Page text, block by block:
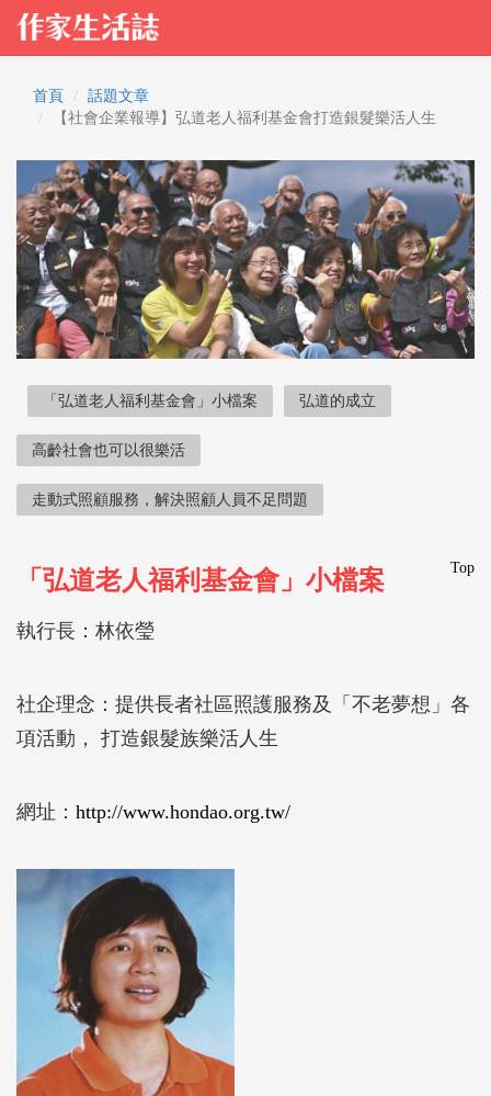
首頁
話題文章
【社會企業報導】弘道老人福利基金會打造銀髮樂活人生
「弘道老人福利基金會」小檔案 弘道的成立
高齡社會也可以很樂活
走動式照顧服務，解決照顧人員不足問題
Top
「弘道老人福利基金會」小檔案
執行長：林依瑩
社企理念：提供長者社區照護服務及「不老夢想」各
項活動， 打造銀髮族樂活人生
網址： http://www.hondao.org.tw/